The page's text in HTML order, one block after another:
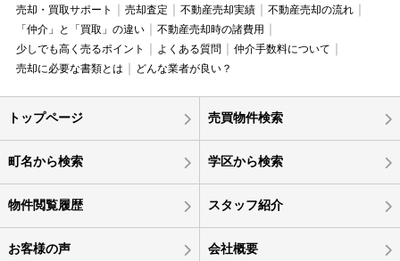
売却・買取サポート 売却査定 不動産売却実績
不動産売却の流れ
「仲介」と「買取」の違い
不動産売却時の諸費用
少しでも高く売るポイント
よくある質問
仲介手数料について
売却に必要な書類とは
どんな業者が良い？
トップページ 売買物件検索
町名から検索 学区から検索
物件閲覧履歴 スタッフ紹介
お客様の声 会社概要